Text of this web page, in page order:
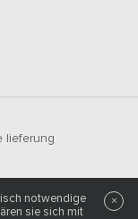
lieferung
notwendige
sie sich mit
×